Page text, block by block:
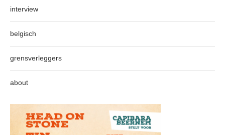
interview
belgisch
grensverleggers
about